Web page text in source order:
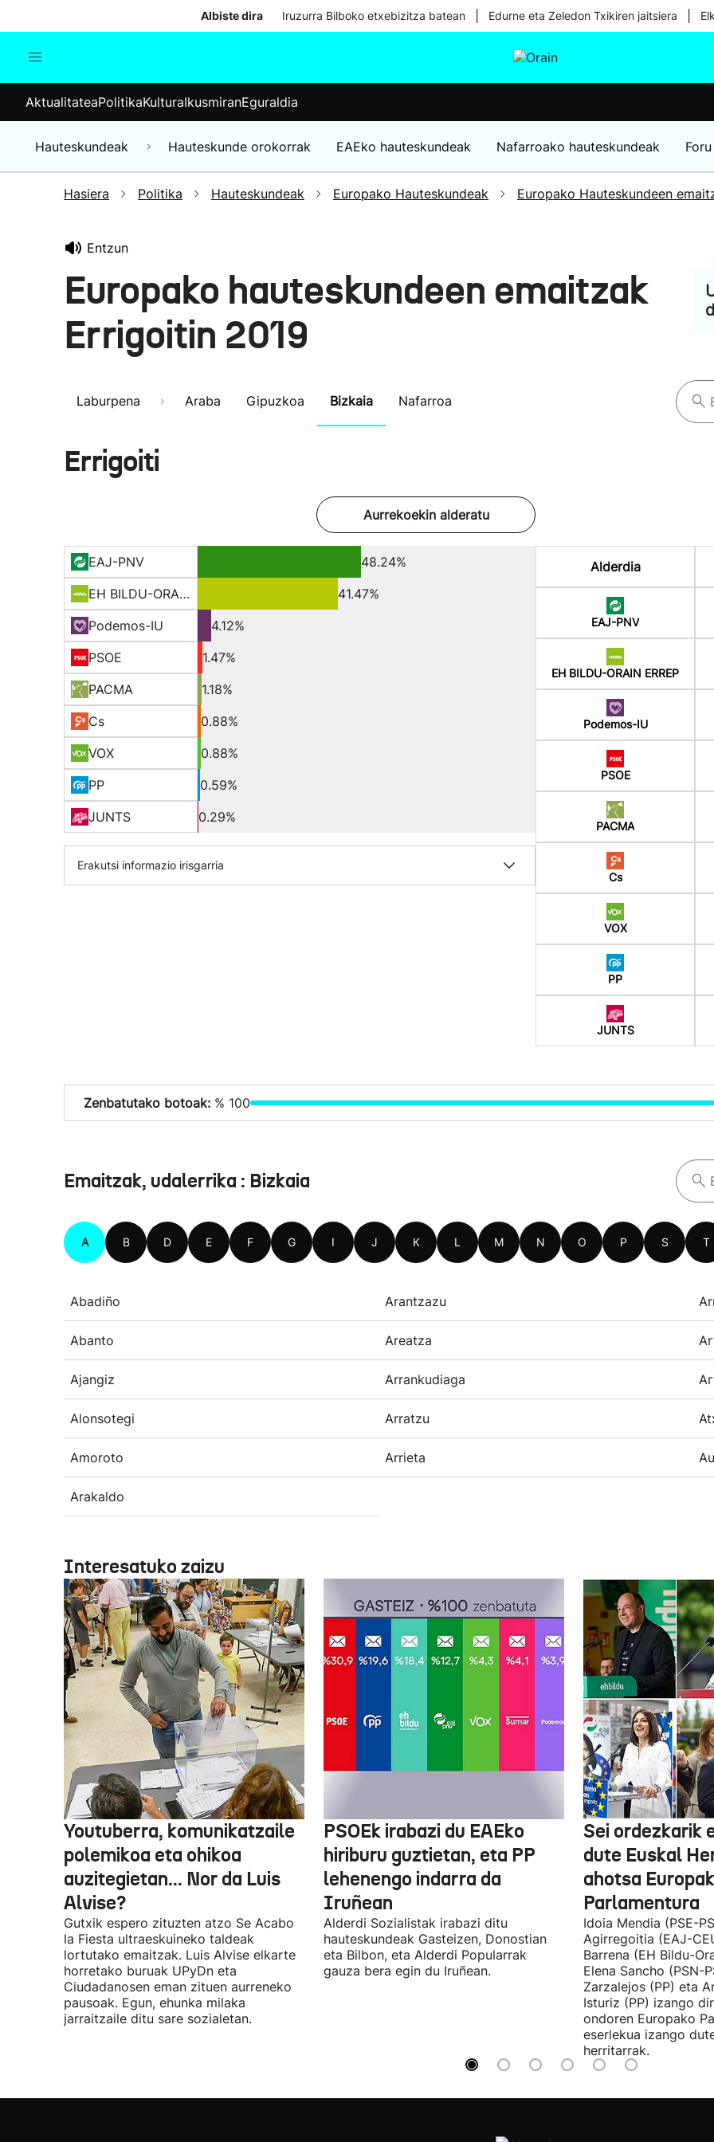
Albiste dira Iruzurra Bilboko etxebizitza batean Edurne eta Zeledon Txikiren jaitsiera
Munduko albisteak
Hauteskundeak
AktualitateaPolitikaKulturaIkusmiranEguraldia
Hauteskundeak Hauteskunde orokorrak EAEko hauteskundeak Nafarroako hauteskundeak
Hasiera Politika Hauteskundeak Europako Hauteskundeak Europako Hauteskundeen
Entzun
Europako hauteskundeen emaitzak
Errigoitin 2019
Laburpena Araba Gipuzkoa Bizkaia Nafarroa
Errigoiti
Aurrekoekin alderatu
EAJ-PNV
48.24%
EH BILDU-ORAIN ERREP
41.47%
Podemos-IU
4.12%
PSOE
1.47%
PACMA
1.18%
Cs
0.88%
VOX
0.88%
PP
0.59%
JUNTS
0.29%
Erakutsi informazio irisgarria
Alderdia
EAJ-PNV
EH BILDU-ORAIN ERREP
Podemos-IU
PSOE
PACMA
Cs
VOX
PP
JUNTS
Zenbatutako botoak: % 100
Emaitzak, udalerrika : Bizkaia
A B D E F G I J K L M N O P S T
Abadiño Arantzazu
Abanto Areatza
Ajangiz Arrankudiaga
Alonsotegi Arratzu
Amoroto Arrieta
Arakaldo
Interesatuko zaizu
Youtuberra, komunikatzaile
polemikoa eta ohikoa
auzitegietan... Nor da Luis
Alvise?
Gutxik espero zituzten atzo Se Acabo
la Fiesta ultraeskuineko taldeak
lortutako emaitzak. Luis Alvise elkarte
horretako buruak UPyDn eta
Ciudadanosen eman zituen aurreneko
pausoak. Egun, ehunka milaka
jarraitzaile ditu sare sozialetan.
PSOEk irabazi du EAEko
hiriburu guztietan, eta PP
lehenengo indarra da
Iruñean
Alderdi Sozialistak irabazi ditu
hauteskundeak Gasteizen, Donostian
eta Bilbon, eta Alderdi Popularrak
gauza bera egin du Iruñean.
Sei ordezkarik
dute Euskal
ahotsa
Parlamentura
Idoia Mendia (PSE-
Agirregoitia (EAJ-
Barrena (EH Bildu-
Elena Sancho (PSN-
Zarzalejos (PP) eta
Isturiz (PP) izango
ondoren Europako
eserlekua izango
herritarrak.